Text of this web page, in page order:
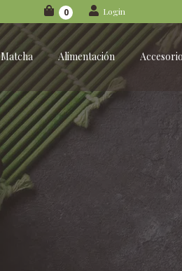
0 Login
Matcha Alimentación